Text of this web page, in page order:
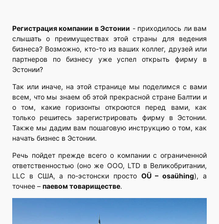
Регистрация компании в Эстонии - приходилось ли вам
слышать о преимуществах этой страны для ведения
бизнеса? Возможно, кто-то из ваших коллег, друзей или
партнеров по бизнесу уже успел открыть фирму в
Эстонии?
Так или иначе, на этой странице мы поделимся с вами
всем, что мы знаем об этой прекрасной стране Балтии и
о том, какие горизонты откроются перед вами, как
только решитесь зарегистрировать фирму в Эстонии.
Также мы дадим вам пошаговую инструкцию о том, как
начать бизнес в Эстонии.
Речь пойдет прежде всего о компании с ограниченной
ответственностью (оно же ООО, LTD в Великобритании,
LLC в США, а по-эстонски просто ОÜ – osaühing), а
точнее – паевом товариществе.